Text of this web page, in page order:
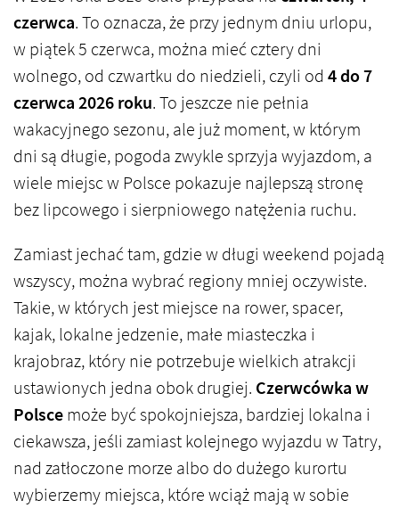
czerwca. To oznacza, że przy jednym dniu urlopu,
w piątek 5 czerwca, można mieć cztery dni
wolnego, od czwartku do niedzieli, czyli od 4 do 7
czerwca 2026 roku. To jeszcze nie pełnia
wakacyjnego sezonu, ale już moment, w którym
dni są długie, pogoda zwykle sprzyja wyjazdom, a
wiele miejsc w Polsce pokazuje najlepszą stronę
bez lipcowego i sierpniowego natężenia ruchu.
Zamiast jechać tam, gdzie w długi weekend pojadą
wszyscy, można wybrać regiony mniej oczywiste.
Takie, w których jest miejsce na rower, spacer,
kajak, lokalne jedzenie, małe miasteczka i
krajobraz, który nie potrzebuje wielkich atrakcji
ustawionych jedna obok drugiej. Czerwcówka w
Polscemoże być spokojniejsza, bardziej lokalna i
ciekawsza, jeśli zamiast kolejnego wyjazdu w Tatry,
nad zatłoczone morze albo do dużego kurortu
wybierzemy miejsca, które wciąż mają w sobie